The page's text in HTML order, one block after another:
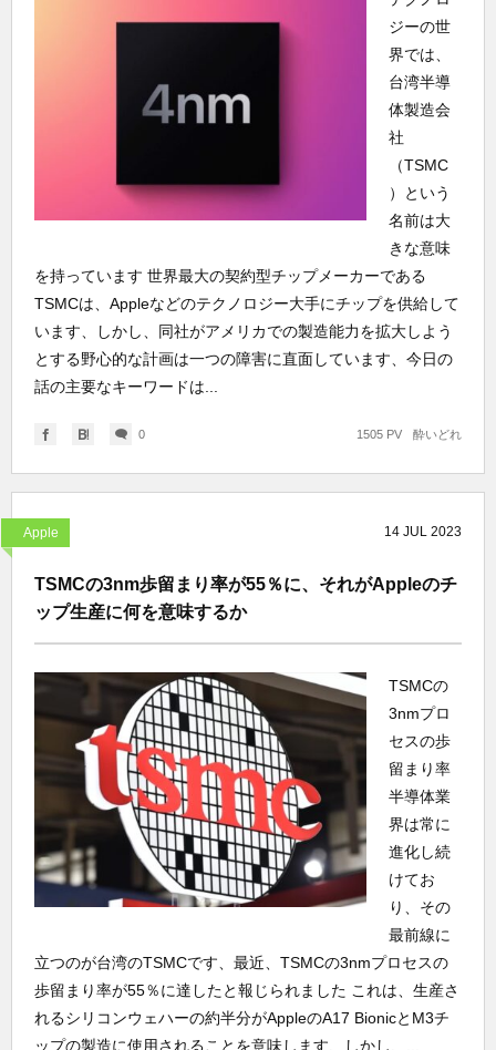
ジーの世
界では、
台湾半導
体製造会
社
（TSMC
）という
名前は大
きな意味
を持っています 世界最大の契約型チップメーカーである
TSMCは、Appleなどのテクノロジー大手にチップを供給して
います、しかし、同社がアメリカでの製造能力を拡大しよう
とする野心的な計画は一つの障害に直面しています、今日の
話の主要なキーワードは...
0 酔いどれ
1505 PV
Apple 14 JUL 2023
TSMCの3nm歩留まり率が55％に、それがAppleのチ
ップ生産に何を意味するか
TSMCの
3nmプロ
セスの歩
留まり率
半導体業
界は常に
進化し続
けてお
り、その
最前線に
立つのが台湾のTSMCです、最近、TSMCの3nmプロセスの
歩留まり率が55％に達したと報じられました これは、生産さ
れるシリコンウェハーの約半分がAppleのA17 BionicとM3チ
ップの製造に使用されることを意味します、しかし、...